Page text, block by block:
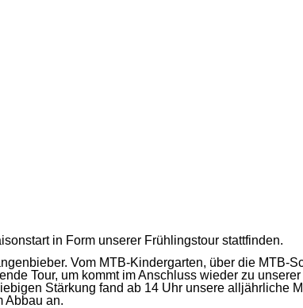
in Form unserer Frühlingstour stattfinden.
Vom MTB-Kindergarten, über die MTB-
Tour, um kommt im Anschluss wieder zu
Stärkung fand ab 14 Uhr unsere alljährliche
Abbau an.